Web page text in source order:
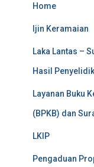
Home
Ijin Keramaian
Laka Lantas –
Hasil
Layanan Buku
(BPKB) dan
LKIP
Pengaduan